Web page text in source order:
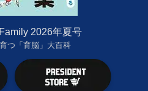
2026年夏号
つ「育脳」大百科